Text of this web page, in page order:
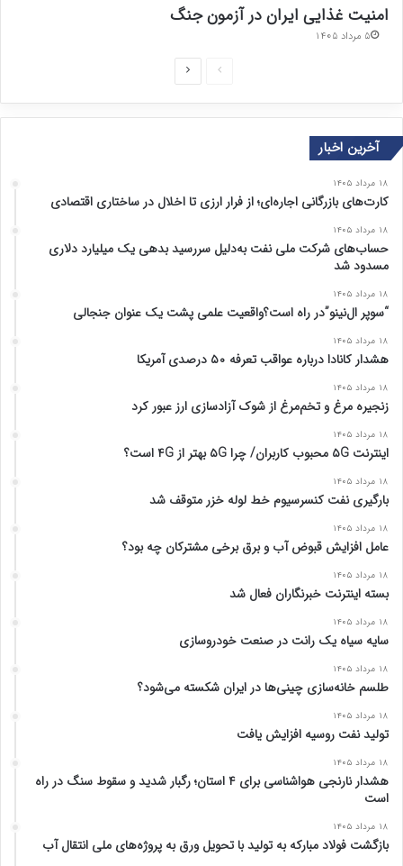
امنیت غذایی ایران در آزمون جنگ
۵ مرداد ۱۴۰۵
ح
ب
ی
ح
ع
ی
آخرین اخبار
۱۸ مرداد ۱۴۰۵
کارت‌های بازرگانی اجاره‌ای؛ از فرار ارزی تا اخلال در ساختاری اقتصادی
۱۸ مرداد ۱۴۰۵
حساب‌های شرکت ملی نفت به‌دلیل سررسید بدهی یک میلیارد دلاری
مسدود شد
۱۸ مرداد ۱۴۰۵
“سوپر ال‌نینو”در راه است؟واقعیت علمی پشت یک عنوان جنجالی
۱۸ مرداد ۱۴۰۵
هشدار کانادا درباره عواقب تعرفه ۵۰ درصدی آمریکا
۱۸ مرداد ۱۴۰۵
زنجیره مرغ و تخم‌مرغ از شوک آزادسازی ارز عبور کرد
۱۸ مرداد ۱۴۰۵
اینترنت ۵G محبوب کاربران/ چرا ۵G بهتر از ۴G است؟
۱۸ مرداد ۱۴۰۵
بارگیری نفت کنسرسیوم خط لوله خزر متوقف شد
۱۸ مرداد ۱۴۰۵
عامل افزایش قبوض آب و برق برخی مشترکان چه بود؟
۱۸ مرداد ۱۴۰۵
بسته اینترنت خبرنگاران فعال شد
۱۸ مرداد ۱۴۰۵
سایه سیاه یک رانت در صنعت خودروسازی
۱۸ مرداد ۱۴۰۵
طلسم خانه‌سازی چینی‌ها در ایران شکسته می‌شود؟
۱۸ مرداد ۱۴۰۵
تولید نفت روسیه افزایش یافت
۱۸ مرداد ۱۴۰۵
هشدار نارنجی هواشناسی برای ۴ استان؛ رگبار شدید و سقوط سنگ در راه
است
۱۸ مرداد ۱۴۰۵
بازگشت فولاد مبارکه به تولید با تحویل ورق به پروژه‌های ملی انتقال آب